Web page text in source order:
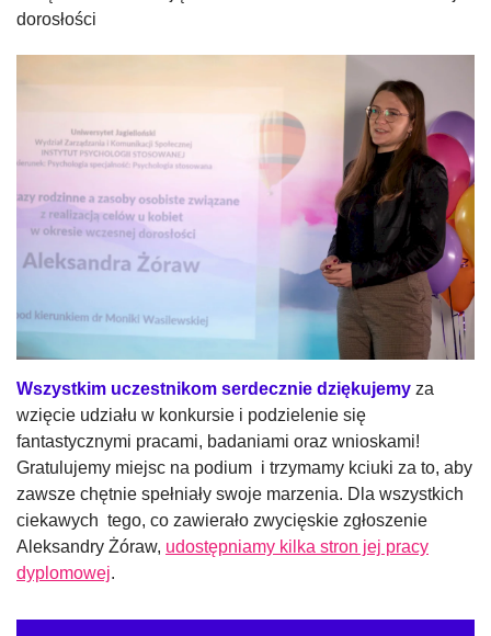
dorosłości
Wszystkim uczestnikom serdecznie dziękujemy za
wzięcie udziału w konkursie i podzielenie się
fantastycznymi pracami, badaniami oraz wnioskami!
Gratulujemy miejsc na podium i trzymamy kciuki za to, aby
zawsze chętnie spełniały swoje marzenia. Dla wszystkich
ciekawych tego, co zawierało zwycięskie zgłoszenie
Aleksandry Żóraw, udostępniamy kilka stron jej pracy
dyplomowej.